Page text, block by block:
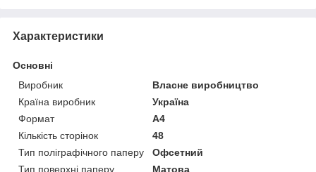
Характеристики
Основні
Виробник
Власне виробництво
Країна виробник
Україна
Формат
A4
Кількість сторінок
48
Тип поліграфічного паперу
Офсетний
Тип поверхні паперу
Матова